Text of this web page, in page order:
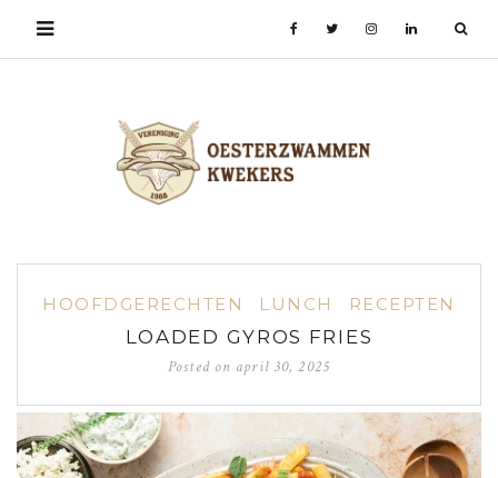
HOOFDGERECHTEN LUNCH RECEPTEN
LOADED GYROS FRIES
Posted on april 30, 2025